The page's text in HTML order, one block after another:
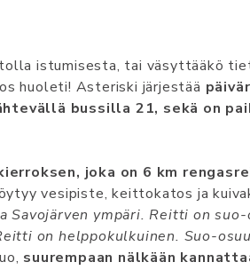
istumisesta, tai väsyttääkö
huoleti! Asteriski järjestää
bussilla 21, sekä on
joka on 6 km
vesipiste, keittokatos ja
Savojärven ympäri. Reitti on
on helppokulkuinen. Suo-
suurempaan nälkään